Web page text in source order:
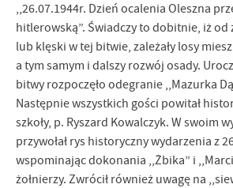
,,26.07.1944r. Dzień ocalenia Oleszna
hitlerowską”. Świadczy to dobitnie, iż od
lub klęski w tej bitwie, zależały losy
a tym samym i dalszy rozwój osady.
bitwy rozpoczęło odegranie ,,Mazurka
Następnie wszystkich gości powitał
szkoły, p. Ryszard Kowalczyk. W swoim
przywołał rys historyczny wydarzenia z
wspominając dokonania ,,Żbika” i
żołnierzy. Zwrócił również uwagę na